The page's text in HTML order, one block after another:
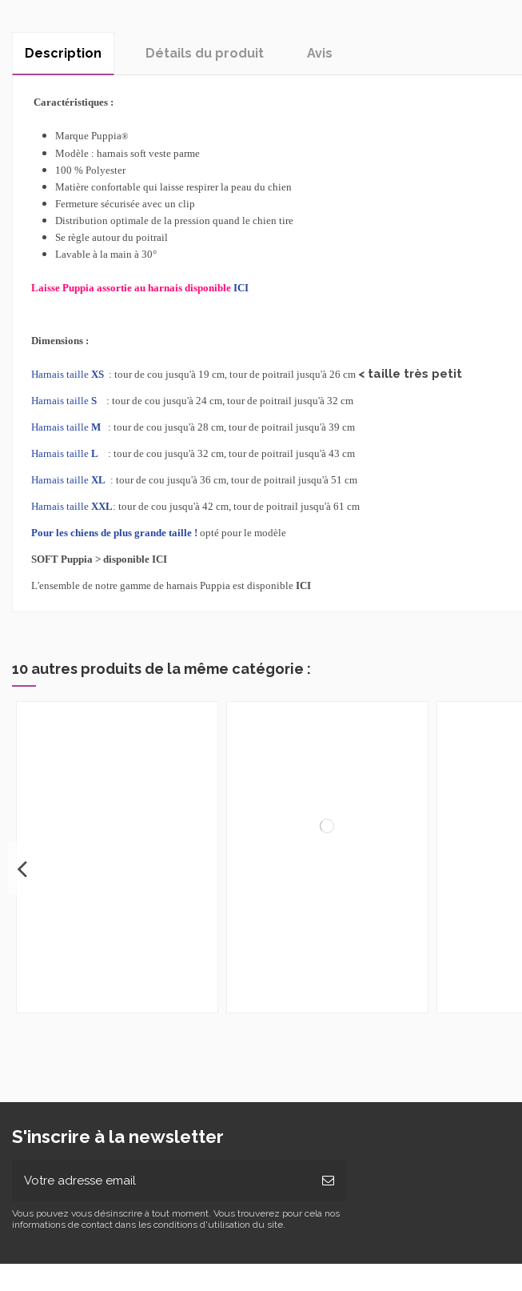
Description Détails du produit Avis
Caractéristiques :
Marque Puppia®
Modèle : harnais soft veste parme
100 % Polyester
Matière confortable qui laisse respirer la peau du chien
Fermeture sécurisée avec un clip
Distribution optimale de la pression quand le chien tire
Se règle autour du poitrail
Lavable à la main à 30°
Laisse Puppia assortie au harnais disponible ICI
Dimensions :
Harnais taille XS: tour de cou jusqu'à 19 cm, tour de poitrail jusqu'à 26 cm < taille très petit
Harnais taille S: tour de cou jusqu'à 24 cm, tour de poitrail jusqu'à 32 cm
Harnais taille M: tour de cou jusqu'à 28 cm, tour de poitrail jusqu'à 39 cm
Harnais taille L : tour de cou jusqu'à 32 cm, tour de poitrail jusqu'à 43 cm
Harnais taille XL : tour de cou jusqu'à 36 cm, tour de poitrail jusqu'à 51 cm
Harnais taille XXL: tour de cou jusqu'à 42 cm, tour de poitrail jusqu'à 61 cm
Pour les chiens deplus grande taille ! opté pour le modèle
SOFT Puppia > disponible ICI
L'ensemble de notre gamme de harnais Puppia est disponible ICI
10 autres produits de la même catégorie :
S'inscrire à la newsletter
Vous pouvez vous désinscrire à tout moment. Vous trouverez pour cela nos
informations de contact dans les conditions d'utilisation du site.